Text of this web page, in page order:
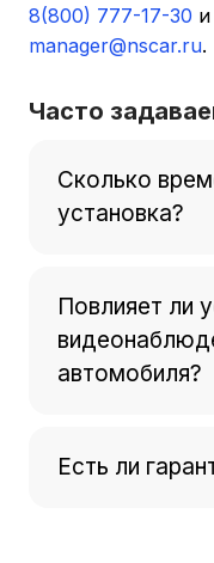
8(800) 777-17-30
manager@nscar.ru.
Часто
Сколько
установка?
30 минут до 1
Повлияет ли
автомобиля?
осуществляется
узлы автомобиля
Есть ли